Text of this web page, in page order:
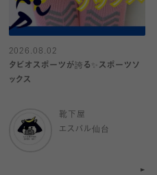
2026.08.02
タビオスポーツが誇る✨スポーツソ
ックス
靴下屋
エスパル仙台